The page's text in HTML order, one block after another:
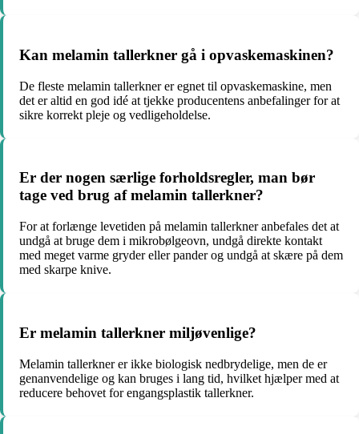
Kan melamin tallerkner gå i opvaskemaskinen?
De fleste melamin tallerkner er egnet til opvaskemaskine, men
det er altid en god idé at tjekke producentens anbefalinger for at
sikre korrekt pleje og vedligeholdelse.
Er der nogen særlige forholdsregler, man bør
tage ved brug af melamin tallerkner?
For at forlænge levetiden på melamin tallerkner anbefales det at
undgå at bruge dem i mikrobølgeovn, undgå direkte kontakt
med meget varme gryder eller pander og undgå at skære på dem
med skarpe knive.
Er melamin tallerkner miljøvenlige?
Melamin tallerkner er ikke biologisk nedbrydelige, men de er
genanvendelige og kan bruges i lang tid, hvilket hjælper med at
reducere behovet for engangsplastik tallerkner.